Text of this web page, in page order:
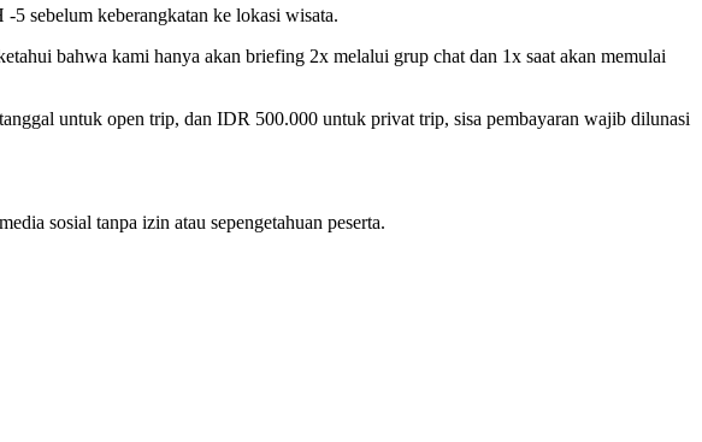
5 sebelum keberangkatan ke lokasi wisata.
bahwa kami hanya akan briefing 2x melalui grup chat dan 1x saat akan memulai
untuk open trip, dan IDR 500.000 untuk privat trip, sisa pembayaran wajib dilunasi
sosial tanpa izin atau sepengetahuan peserta.